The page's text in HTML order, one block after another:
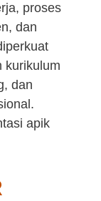
proses
dan
kurikulum
dan
apik